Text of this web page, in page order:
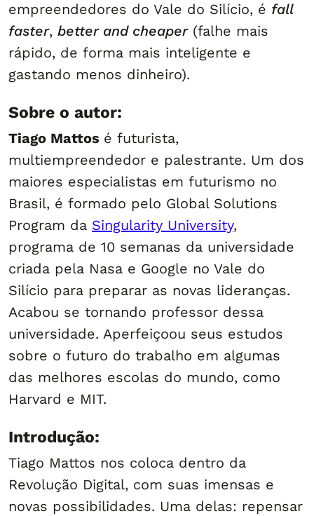
empreendedores do Vale do Silício, é fall
faster, better and cheaper(falhe mais
rápido, de forma mais inteligente e
gastando menos dinheiro).
Sobre o autor:
Tiago Mattos é futurista,
multiempreendedor e palestrante. Um dos
maiores especialistas em futurismo no
Brasil, é formado pelo Global Solutions
Program da Singularity University,
programa de 10 semanas da universidade
criada pela Nasa e Google no Vale do
Silício para preparar as novas lideranças.
Acabou se tornando professor dessa
universidade. Aperfeiçoou seus estudos
sobre o futuro do trabalho em algumas
das melhores escolas do mundo, como
Harvard e MIT.
Introdução:
Tiago Mattos nos coloca dentro da
Revolução Digital, com suas imensas e
novas possibilidades. Uma delas: repensar